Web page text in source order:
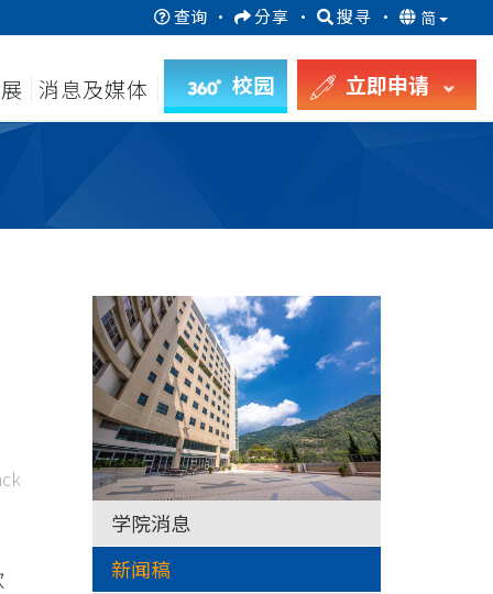
查询 · 分享 · 搜寻 · 简
消息及媒体 校园 立即申请
学院消息
新闻稿